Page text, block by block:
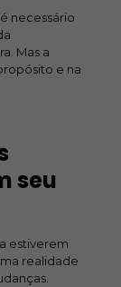
necessário
Mas a
e na
seu
estiverem
realidade